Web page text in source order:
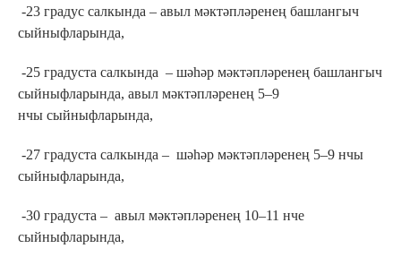
-23 градус салкында – авыл мәктәпләренең башлангыч
сыйныфларында,
-25 градуста салкында – шәһәр мәктәпләренең башлангыч
сыйныфларында, авыл мәктәпләренең 5–9
нчы сыйныфларында,
-27 градуста салкында – шәһәр мәктәпләренең 5–9 нчы
сыйныфларында,
-30 градуста – авыл мәктәпләренең 10–11 нче
сыйныфларында,